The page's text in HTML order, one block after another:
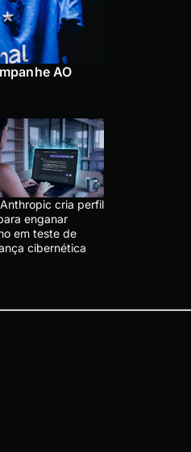
AO
cria perfil
enganar
em teste de
cibernética